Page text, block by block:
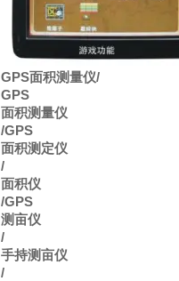
GPS面积测量仪/
GPS
面积测量仪
/GPS
面积测定仪
/
面积仪
/GPS
测亩仪
/
手持测亩仪
/